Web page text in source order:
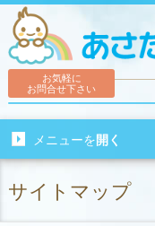
お気軽に
お問合せ下さい
メニューを開く
サイトマップ